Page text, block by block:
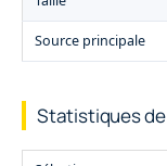
Source principale
Statistiques